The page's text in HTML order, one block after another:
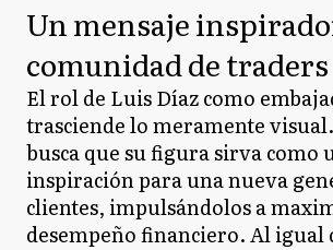
Un mensaje
comunidad de traders
El rol de Luis Díaz como
trasciende lo meramente
busca que su figura sirva como
inspiración para una nueva
clientes, impulsándolos a
desempeño financiero. Al igual